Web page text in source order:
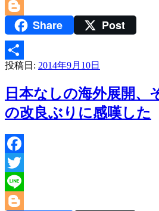
Line
BloggerShare Post
共
有
投稿日: 2014年9月10日
日本なしの海外展開、
の改良ぶりに感嘆した
Facebook
Twitter
Line